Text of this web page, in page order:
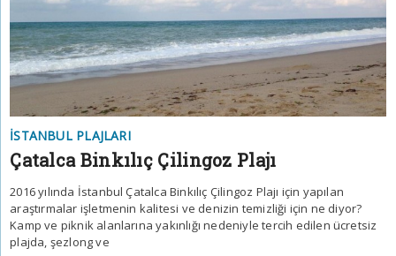
İSTANBUL PLAJLARI
Çatalca Binkılıç Çilingoz Plajı
2016 yılında İstanbul Çatalca Binkılıç Çilingoz Plajı için yapılan
araştırmalar işletmenin kalitesi ve denizin temizliği için ne diyor?
Kamp ve piknik alanlarına yakınlığı nedeniyle tercih edilen ücretsiz
plajda, şezlong ve